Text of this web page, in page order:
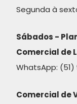
Segunda à
Sábados -
Comercial de
WhatsApp: (51)
Comercial de